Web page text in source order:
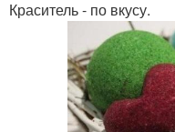
Краситель - по вкусу.